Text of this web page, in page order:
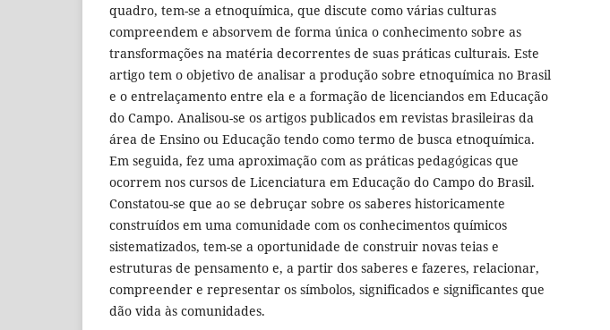
quadro, tem-se a etnoquímica, que discute como várias culturas
compreendem e absorvem de forma única o conhecimento sobre as
transformações na matéria decorrentes de suas práticas culturais. Este
artigo tem o objetivo de analisar a produção sobre etnoquímica no Brasil
e o entrelaçamento entre ela e a formação de licenciandos em Educação
do Campo. Analisou-se os artigos publicados em revistas brasileiras da
área de Ensino ou Educação tendo como termo de busca etnoquímica.
Em seguida, fez uma aproximação com as práticas pedagógicas que
ocorrem nos cursos de Licenciatura em Educação do Campo do Brasil.
Constatou-se que ao se debruçar sobre os saberes historicamente
construídos em uma comunidade com os conhecimentos químicos
sistematizados, tem-se a oportunidade de construir novas teias e
estruturas de pensamento e, a partir dos saberes e fazeres, relacionar,
compreender e representar os símbolos, significados e significantes que
dão vida às comunidades.